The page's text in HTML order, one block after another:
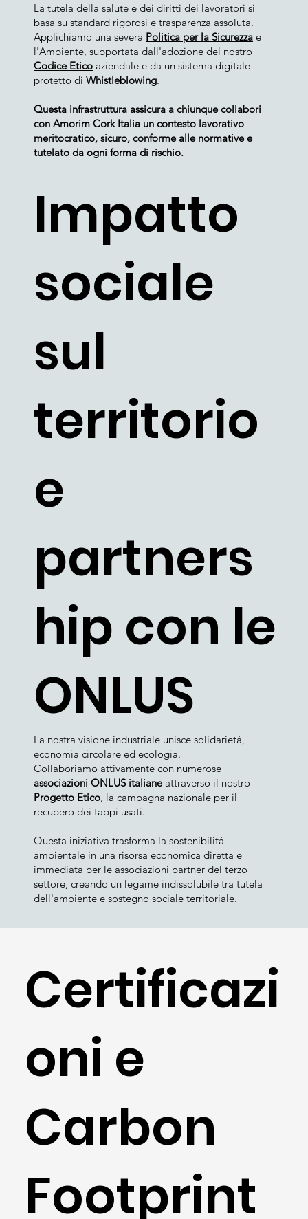
La tutela della salute e dei diritti dei lavoratori si
basa su standard rigorosi e trasparenza assoluta.
Applichiamo una severa Politica per la Sicurezza e
l'Ambiente, supportata dall'adozione del nostro
Codice Etico aziendale e da un sistema digitale
protetto diWhistleblowing.
Questa infrastruttura assicura a chiunque collabori
con Amorim Cork Italia un contesto lavorativo
meritocratico, sicuro, conforme alle normative e
tutelato da ogni forma di rischio.
Impatto
sociale
sul
territorio
e
partners
hip con le
ONLUS
La nostra visione industriale unisce solidarietà,
economia circolare ed ecologia.
Collaboriamo attivamente con numerose
associazioni ONLUS italianeattraverso il nostro
Progetto Etico, la campagna nazionale per il
recupero dei tappi usati.
Questa iniziativa trasforma la sostenibilità
ambientale in una risorsa economica diretta e
immediata per le associazioni partner del terzo
settore, creando un legame indissolubile tra tutela
dell'ambiente e sostegno sociale territoriale.
Certificazi
oni e
Carbon
Footprint